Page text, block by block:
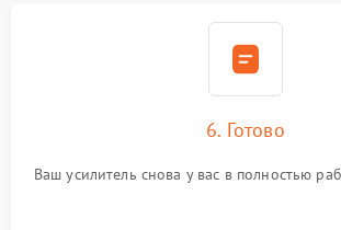
6. Готово
Ваш усилитель снова у вас в полностью